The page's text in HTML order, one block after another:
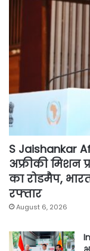
S Jaishankar
अफ्रीकी मिशन
का रोडमैप,
रफ्तार
August 6, 2026